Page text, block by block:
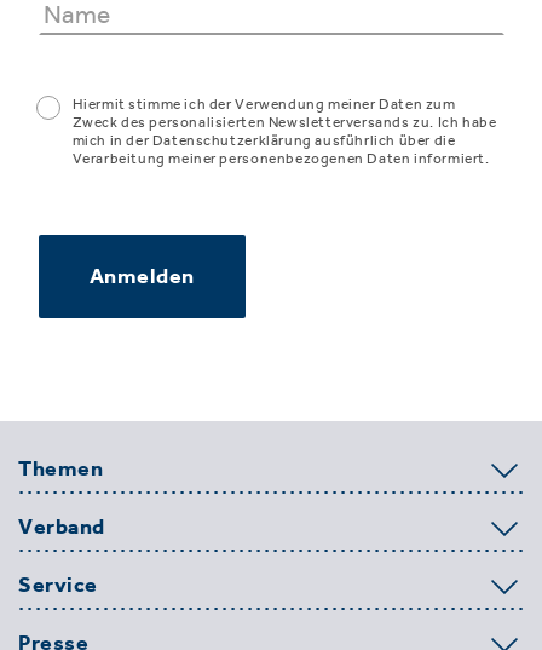
Hiermit stimme ich der Verwendung meiner Daten zum
Zweck des personalisierten Newsletterversands zu. Ich habe
mich in der Datenschutzerklärung ausführlich über die
Verarbeitung meiner personenbezogenen Daten informiert.
Anmelden
Themen
Verband
Service
Presse